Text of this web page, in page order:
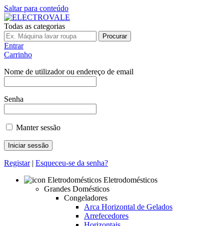
Saltar para conteúdo
Todas as categorias
Procurar
Entrar
Carrinho
Nome de utilizador ou endereço de email
Senha
Manter sessão
Registar| Esqueceu-se da senha?
Eletrodomésticos
Grandes Domésticos
Congeladores
Arca Horizontal de Gelados
Arrefecedores